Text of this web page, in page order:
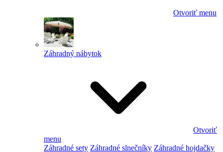
Otvoriť menu
Záhradný nábytok
Otvoriť
menu
Záhradné sety Záhradné slnečníky Záhradné hojdačky